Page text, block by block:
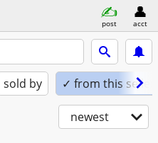
post acct
sold by ✓ from this seller
newest